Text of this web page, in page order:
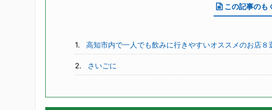
この記事のも
高知市内で一人でも飲みに行きやすいオススメのお店８
さいごに